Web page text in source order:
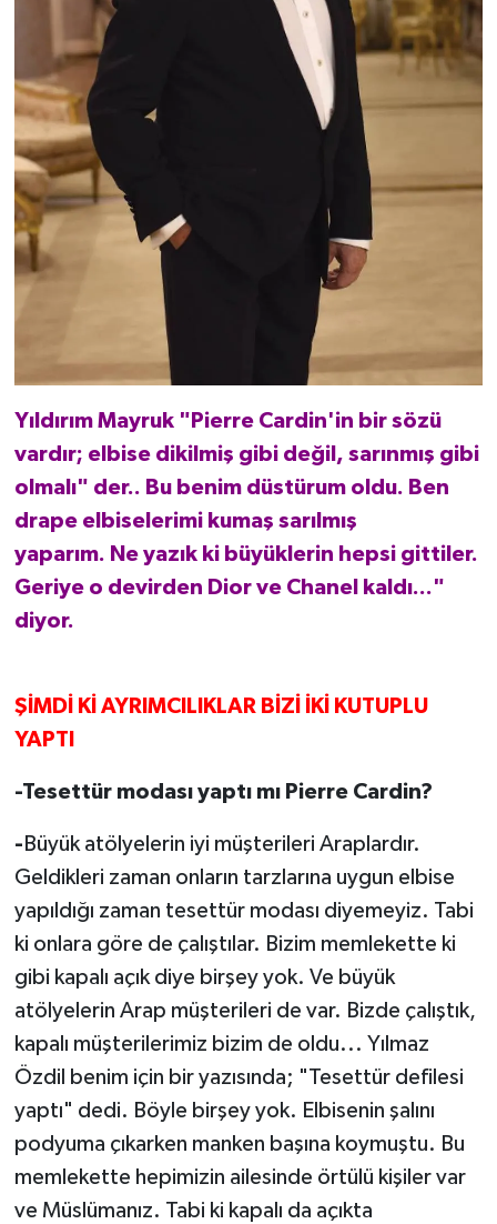
Yıldırım Mayruk "Pierre Cardin'in bir sözü
vardır; elbise dikilmiş gibi değil, sarınmış gibi
olmalı" der.. Bu benim düstürum oldu. Ben
drape elbiselerimi kumaş sarılmış
yaparım. Ne yazık ki büyüklerin hepsi gittiler.
Geriye o devirden Dior ve Chanel kaldı..."
diyor.
ŞİMDİ Kİ AYRIMCILIKLAR BİZİ İKİ KUTUPLU
YAPTI
-Tesettür modası yaptı mı Pierre Cardin?
- Büyük atölyelerin iyi müşterileri Araplardır.
Geldikleri zaman onların tarzlarına uygun elbise
yapıldığı zaman tesettür modası diyemeyiz. Tabi
ki onlara göre de çalıştılar. Bizim memlekette ki
gibi kapalı açık diye birşey yok. Ve büyük
atölyelerin Arap müşterileri de var. Bizde çalıştık,
kapalı müşterilerimiz bizim de oldu... Yılmaz
Özdil benim için bir yazısında; "Tesettür defilesi
yaptı" dedi. Böyle birşey yok. Elbisenin şalını
podyuma çıkarken manken başına koymuştu. Bu
memlekette hepimizin ailesinde örtülü kişiler var
ve Müslümanız. Tabi ki kapalı da açıkta